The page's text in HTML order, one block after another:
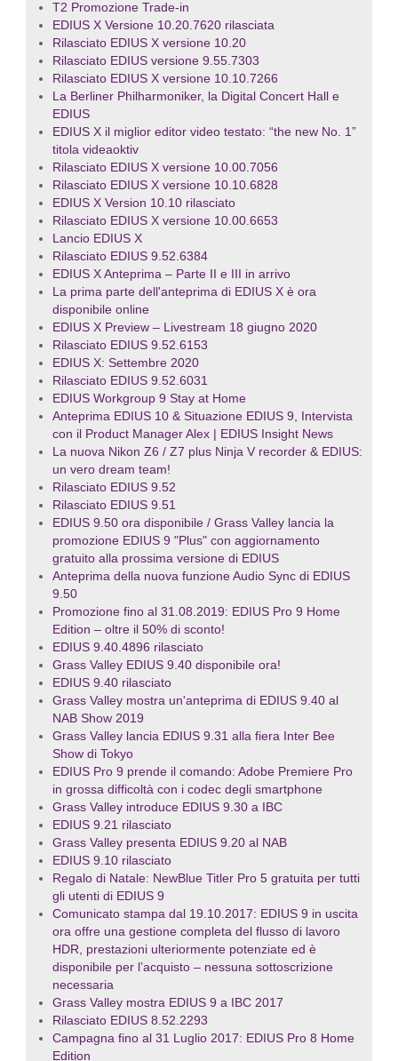
T2 Promozione Trade-in
EDIUS X Versione 10.20.7620 rilasciata
Rilasciato EDIUS X versione 10.20
Rilasciato EDIUS versione 9.55.7303
Rilasciato EDIUS X versione 10.10.7266
La Berliner Philharmoniker, la Digital Concert Hall e
EDIUS
EDIUS X il miglior editor video testato: “the new No. 1”
titola videaoktiv
Rilasciato EDIUS X versione 10.00.7056
Rilasciato EDIUS X versione 10.10.6828
EDIUS X Version 10.10 rilasciato
Rilasciato EDIUS X versione 10.00.6653
Lancio EDIUS X
Rilasciato EDIUS 9.52.6384
EDIUS X Anteprima – Parte II e III in arrivo
La prima parte dell'anteprima di EDIUS X è ora
disponibile online
EDIUS X Preview – Livestream 18 giugno 2020
Rilasciato EDIUS 9.52.6153
EDIUS X: Settembre 2020
Rilasciato EDIUS 9.52.6031
EDIUS Workgroup 9 Stay at Home
Anteprima EDIUS 10 & Situazione EDIUS 9, Intervista
con il Product Manager Alex | EDIUS Insight News
La nuova Nikon Z6 / Z7 plus Ninja V recorder & EDIUS:
un vero dream team!
Rilasciato EDIUS 9.52
Rilasciato EDIUS 9.51
EDIUS 9.50 ora disponibile / Grass Valley lancia la
promozione EDIUS 9 "Plus" con aggiornamento
gratuito alla prossima versione di EDIUS
Anteprima della nuova funzione Audio Sync di EDIUS
9.50
Promozione fino al 31.08.2019: EDIUS Pro 9 Home
Edition – oltre il 50% di sconto!
EDIUS 9.40.4896 rilasciato
Grass Valley EDIUS 9.40 disponibile ora!
EDIUS 9.40 rilasciato
Grass Valley mostra un'anteprima di EDIUS 9.40 al
NAB Show 2019
Grass Valley lancia EDIUS 9.31 alla fiera Inter Bee
Show di Tokyo
EDIUS Pro 9 prende il comando: Adobe Premiere Pro
in grossa difficoltà con i codec degli smartphone
Grass Valley introduce EDIUS 9.30 a IBC
EDIUS 9.21 rilasciato
Grass Valley presenta EDIUS 9.20 al NAB
EDIUS 9.10 rilasciato
Regalo di Natale: NewBlue Titler Pro 5 gratuita per tutti
gli utenti di EDIUS 9
Comunicato stampa dal 19.10.2017: EDIUS 9 in uscita
ora offre una gestione completa del flusso di lavoro
HDR, prestazioni ulteriormente potenziate ed è
disponibile per l’acquisto – nessuna sottoscrizione
necessaria
Grass Valley mostra EDIUS 9 a IBC 2017
Rilasciato EDIUS 8.52.2293
Campagna fino al 31 Luglio 2017: EDIUS Pro 8 Home
Edition